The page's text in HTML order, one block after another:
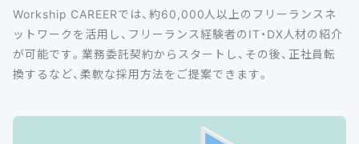
Workship CAREERでは、約60,000人以上のフリーランスネ
ットワークを活用し、フリーランス経験者のIT・DX人材の紹介
が可能です。業務委託契約からスタートし、その後、正社員転
換するなど、柔軟な採用方法をご提案できます。